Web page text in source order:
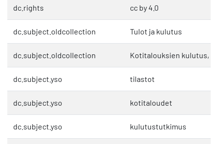
dc.rights cc by 4.0
dc.subject.oldcollection Tulot ja kulutus
dc.subject.oldcollection Kotitalouksien kulutus,
dc.subject.yso tilastot
dc.subject.yso kotitaloudet
dc.subject.yso kulutustutkimus